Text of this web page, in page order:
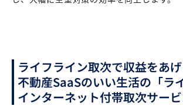
ライフライン取次で収益をあ
不動産SaaSのいい生活の「ラ
インターネット付帯取次サービ